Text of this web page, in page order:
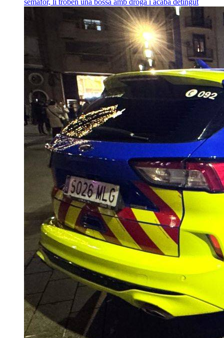
semàfor, li troben una bossa amb droga i acaba detingut